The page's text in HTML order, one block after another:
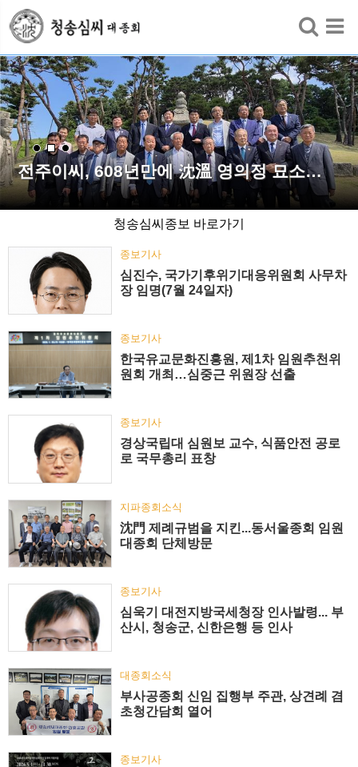
검색
전주이씨, 608년만에 沈溫 영의정 묘소…
청송심씨종보 바로가기
종보기사
심진수, 국가기후위기대응위원회 사무차
장 임명(7월 24일자)
종보기사
한국유교문화진흥원, 제1차 임원추천위
원회 개최…심중근 위원장 선출
종보기사
경상국립대 심원보 교수, 식품안전 공로
로 국무총리 표창
지파종회소식
沈門 제례규범을 지킨...동서울종회 임원
대종회 단체방문
종보기사
심욱기 대전지방국세청장 인사발령... 부
산시, 청송군, 신한은행 등 인사
대종회소식
부사공종회 신임 집행부 주관, 상견례 겸
초청간담회 열어
종보기사